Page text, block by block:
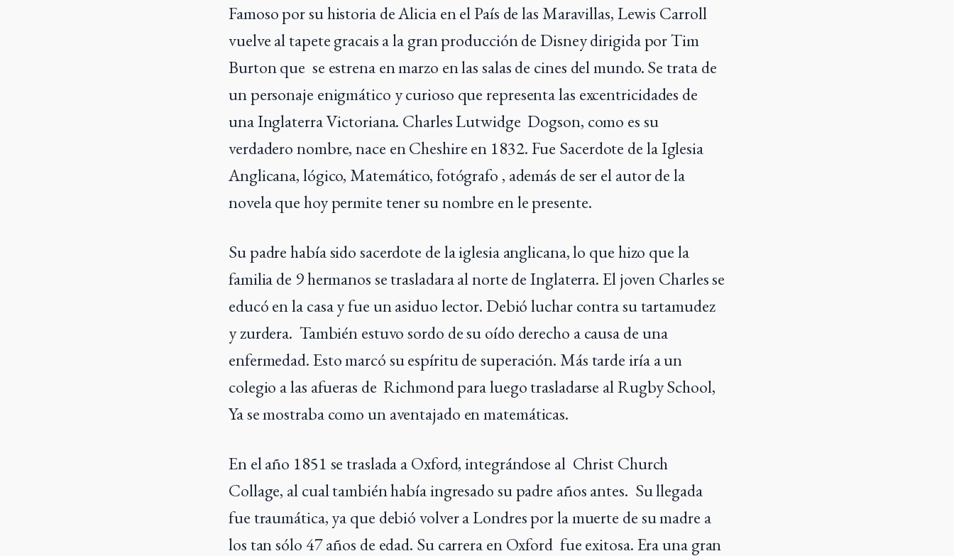
Famoso por su historia de Alicia en el País de las Maravillas, Lewis Carroll
vuelve al tapete gracais a la gran producción de Disney dirigida por Tim
Burton que se estrena en marzo en las salas de cines del mundo. Se trata de
un personaje enigmático y curioso que representa las excentricidades de
una Inglaterra Victoriana. Charles Lutwidge Dogson, como es su
verdadero nombre, nace en Cheshire en 1832. Fue Sacerdote de la Iglesia
Anglicana, lógico, Matemático, fotógrafo , además de ser el autor de la
novela que hoy permite tener su nombre en le presente.
Su padre había sido sacerdote de la iglesia anglicana, lo que hizo que la
familia de 9 hermanos se trasladara al norte de Inglaterra. El joven Charles se
educó en la casa y fue un asiduo lector. Debió luchar contra su tartamudez
y zurdera. También estuvo sordo de su oído derecho a causa de una
enfermedad. Esto marcó su espíritu de superación. Más tarde iría a un
colegio a las afueras de Richmond para luego trasladarse al Rugby School,
Ya se mostraba como un aventajado en matemáticas.
En el año 1851 se traslada a Oxford, integrándose al Christ Church
Collage, al cual también había ingresado su padre años antes. Su llegada
fue traumática, ya que debió volver a Londres por la muerte de su madre a
los tan sólo 47 años de edad. Su carrera en Oxford fue exitosa. Era una gran